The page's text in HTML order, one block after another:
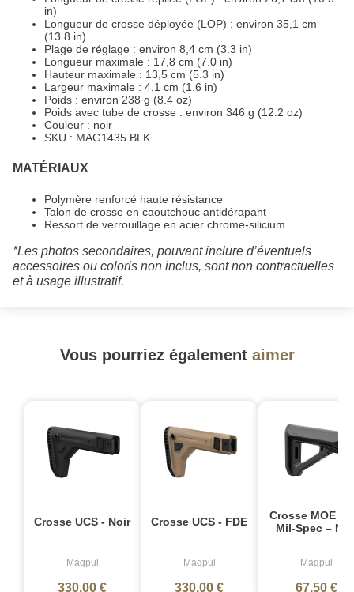
in)
Longueur de crosse déployée (LOP) : environ 35,1 cm
(13.8 in)
Plage de réglage : environ 8,4 cm (3.3 in)
Longueur maximale : 17,8 cm (7.0 in)
Hauteur maximale : 13,5 cm (5.3 in)
Largeur maximale : 4,1 cm (1.6 in)
Poids : environ 238 g (8.4 oz)
Poids avec tube de crosse : environ 346 g (12.2 oz)
Couleur : noir
SKU : MAG1435.BLK
MATÉRIAUX
Polymère renforcé haute résistance
Talon de crosse en caoutchouc antidérapant
Ressort de verrouillage en acier chrome-silicium
*Les photos secondaires, pouvant inclure d’éventuels
accessoires ou coloris non inclus, sont non contractuelles
et à usage illustratif.
Vous pourriez également aimer
Crosse UCS - Noir
Magpul
330,00 €
Crosse UCS - FDE
Magpul
330,00 €
Crosse MOE
Mil-Spec –
Magpul
67,50 €